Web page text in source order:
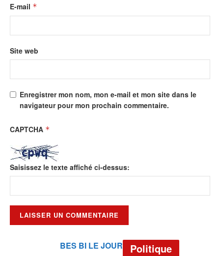
E-mail *
Site web
Enregistrer mon nom, mon e-mail et mon site dans le
navigateur pour mon prochain commentaire.
CAPTCHA *
Saisissez le texte affiché ci-dessus:
BES BI LE JOUR Politique